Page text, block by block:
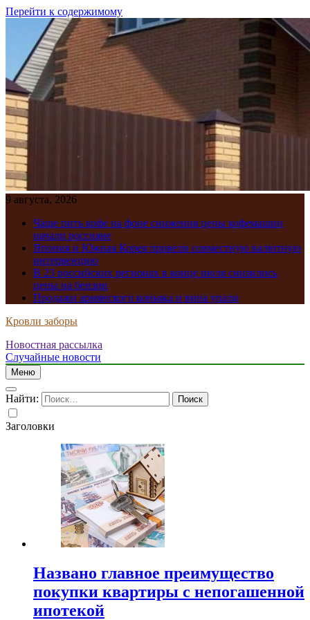
Перейти к содержимому
9 августа, 2026
Чаще пить кофе на фоне снижения цены кофемашин
начали россияне
Япония и Южная Корея провели совместную валютную
интервенцию
В 23 российских регионах в конце июля снизились
цены на бензин
Продажи армянского коньяка и вина упали
Кровли заборы
Новостная рассылка
Случайные новости
Меню
Найти:
Заголовки
Названо главное преимущество
покупки квартиры с непогашенной
ипотекой